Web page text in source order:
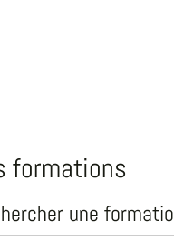
formations
une